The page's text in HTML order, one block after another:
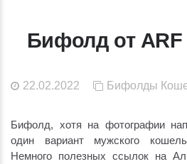
Бифолд от ARF
22.02.2022 Бифолды
Бифолд, хотя на фотографии
один вариант мужского
Немного полезных ссылок на